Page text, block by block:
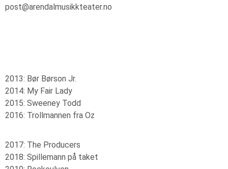
post@arendalmusikkteater.no
2013: Bør Børson Jr.
2014: My Fair Lady
2015: Sweeney Todd
2016: Trollmannen fra Oz
2017: The Producers
2018: Spillemann på taket